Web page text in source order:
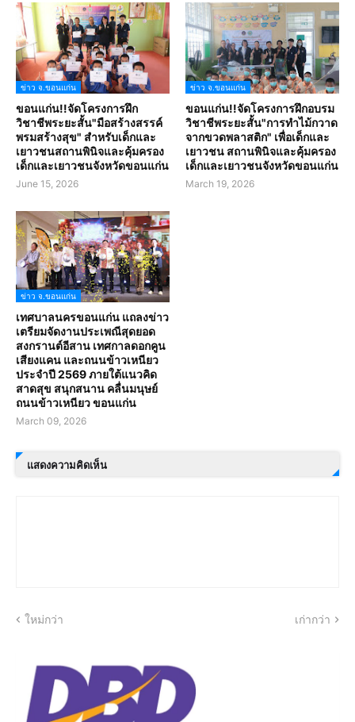
ข่าว จ.ขอนแก่น
ขอนแก่น!!จัดโครงการฝึก
วิชาชีพระยะสั้น"มือสร้างสรรค์
พรมสร้างสุข" สำหรับเด็กและ
เยาวชนสถานพินิจและคุ้มครอง
เด็กและเยาวชนจังหวัดขอนแก่น
June 15, 2026
ข่าว จ.ขอนแก่น
ขอนแก่น!!จัดโครงการฝึกอบรม
วิชาชีพระยะสั้น"การทำไม้กวาด
จากขวดพลาสติก" เพื่อเด็กและ
เยาวชน สถานพินิจและคุ้มครอง
เด็กและเยาวชนจังหวัดขอนแก่น
March 19, 2026
ข่าว จ.ขอนแก่น
เทศบาลนครขอนแก่น แถลงข่าว
เตรียมจัดงานประเพณีสุดยอด
สงกรานต์อีสาน เทศกาลดอกคูน
เสียงแคน และถนนข้าวเหนียว
ประจำปี 2569 ภายใต้แนวคิด
สาดสุข สนุกสนาน คลื่นมนุษย์
ถนนข้าวเหนียว ขอนแก่น
March 09, 2026
แสดงความคิดเห็น
ใหม่กว่า เก่ากว่า